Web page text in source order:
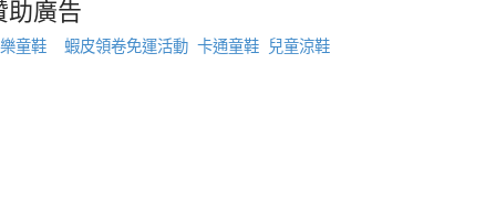
助廣告
童鞋 蝦皮領卷免運活動 卡通童鞋 兒童涼鞋